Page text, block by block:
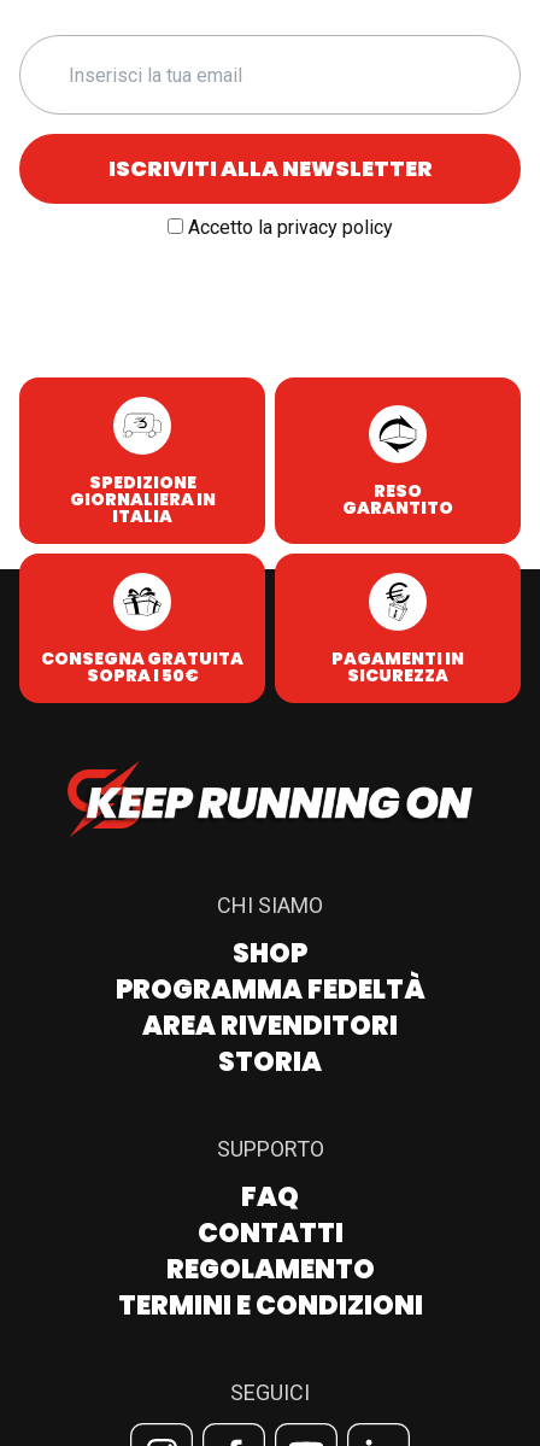
Accetto la privacy policy
SPEDIZIONE
GIORNALIERA IN
ITALIA
RESO
GARANTITO
CONSEGNA GRATUITA
SOPRA I 50€
PAGAMENTI IN
SICUREZZA
CHI SIAMO
SHOP
PROGRAMMA FEDELTÀ
AREA RIVENDITORI
STORIA
SEGUICI
SUPPORTO
FAQ
CONTATTI
REGOLAMENTO
TERMINI E CONDIZIONI